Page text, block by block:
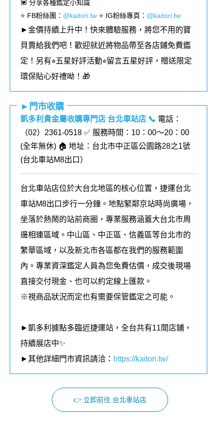
💟 分享各種鑑定小知識
⭐️ FB粉絲團 ： @kaitori.tw ⭐️ IG粉絲專頁 ： @kaitori.tw
►金價持續上升中！快來體驗服務，將您不用的寶
貝賣給我們吧！歡迎就近將物品帶至各店鋪免費鑑
定！ 另有⭐︎五星好評活動⭐︎留言五星好評，贈送限定
環保貼心好禮呦！🎁
►門市收購
凱多利貴金屬收購專門店 台北車站店 📞 電話：
（02）2361-0518 ✅ 服務時間：10：00～20：00
(全年無休) 🏠 地址：台北市中正區公園路28之1號
(台北車站M8出口 ）
台北車站店位於大台北地區的核心位置，捷運台北
車站M8出口步行一分鐘。地點緊鄰京站時尚廣場，
坐落於熱鬧的站前商圈，專業服務涵蓋大台北市周
邊相連區域。中山區、中正區、信義區等台北市的
繁華區域，以及新北市各區都在我們的服務範圍
內 。 專業資深鑑定人員為您免費估價，成交後現場
直接交付現金、也可以約定線上匯款。
※視商品狀況而定也有需要保管鑑定之可能。
►凱多利據點多臨近捷運站，全台共有11間店鋪，
持續展店中✨
►其他詳細門市資訊請洽： https://kaitori.tw/
👉 立即前往 台北車站店